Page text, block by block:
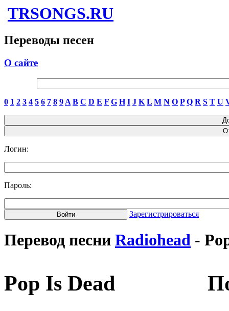
TRSONGS.RU
Переводы песен
О сайте
0 1 2 3 4 5 6 7 8 9 A B C D E F G H I J K L M N O P Q R S T U
Логин:
Пароль:
Зарегистрироваться
Перевод песни Radiohead -
Pop Is Dead